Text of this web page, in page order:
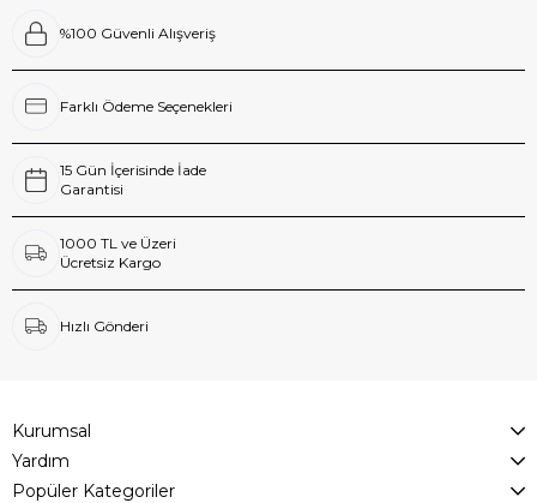
%100 Güvenli Alışveriş
Farklı Ödeme Seçenekleri
15 Gün İçerisinde İade
Garantisi
1000 TL ve Üzeri
Ücretsiz Kargo
Hızlı Gönderi
Kurumsal
Yardım
Popüler Kategoriler